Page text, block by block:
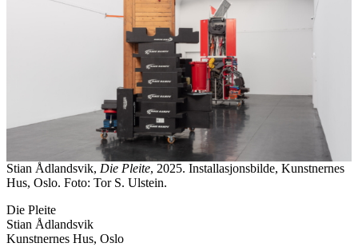
Stian Ådlandsvik, Die Pleite, 2025. Installasjonsbilde, Kunstnernes
Hus, Oslo. Foto: Tor S. Ulstein.
Die Pleite
Stian Ådlandsvik
Kunstnernes Hus, Oslo